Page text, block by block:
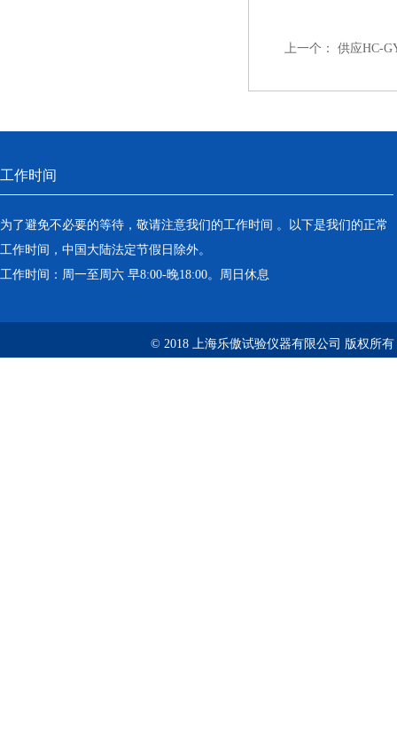
上一个： 供应HC-
工作时间
为了避免不必要的等待，敬请注意我们的工作时间 。以下是我们的正常
工作时间，中国大陆法定节假日除外。
工作时间：周一至周六 早8:00-晚18:00。周日休息
© 2018 上海乐傲试验仪器有限公司 版权所